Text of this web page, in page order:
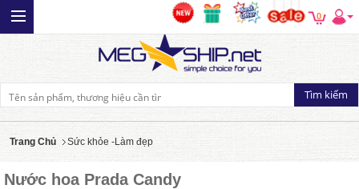
0
Trang Chủ Sức khỏe -Làm đẹp
Nước hoa Prada Candy